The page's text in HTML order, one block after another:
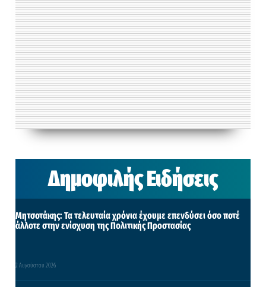
Δημοφιλής Ειδήσεις
Μητσοτάκης: Τα τελευταία χρόνια έχουμε επενδύσει όσο ποτέ
άλλοτε στην ενίσχυση της Πολιτικής Προστασίας
2 Αυγούστου 2026